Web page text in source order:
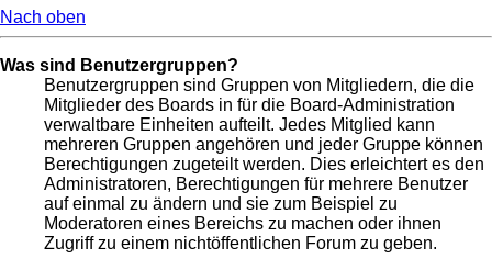
Nach oben
Was sind Benutzergruppen?
Benutzergruppen sind Gruppen von Mitgliedern, die die
Mitglieder des Boards in für die Board-Administration
verwaltbare Einheiten aufteilt. Jedes Mitglied kann
mehreren Gruppen angehören und jeder Gruppe können
Berechtigungen zugeteilt werden. Dies erleichtert es den
Administratoren, Berechtigungen für mehrere Benutzer
auf einmal zu ändern und sie zum Beispiel zu
Moderatoren eines Bereichs zu machen oder ihnen
Zugriff zu einem nichtöffentlichen Forum zu geben.